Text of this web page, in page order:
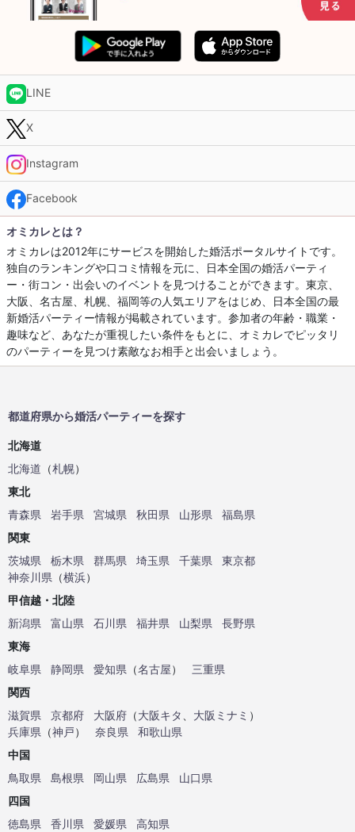
LINE
X
Instagram
Facebook
オミカレとは？
オミカレは2012年にサービスを開始した婚活ポータルサイトです。
独自のランキングや口コミ情報を元に、日本全国の婚活パーティ
ー・街コン・出会いのイベントを見つけることができます。東京、
大阪、名古屋、札幌、福岡等の人気エリアをはじめ、日本全国の最
新婚活パーティー情報が掲載されています。参加者の年齢・職業・
趣味など、あなたが重視したい条件をもとに、オミカレでピッタリ
のパーティーを見つけ素敵なお相手と出会いましょう。
都道府県から婚活パーティーを探す
北海道
北海道 （札幌）
東北
青森県
岩手県 宮城県 秋田県 山形県
福島県
関東
茨城県
栃木県 群馬県 埼玉県 千葉県
東京都
神奈川県 （横浜）
甲信越・北陸
新潟県
富山県 石川県 福井県 山梨県
長野県
東海
岐阜県
静岡県 愛知県 （名古屋）
三重県
関西
滋賀県
京都府 大阪府 （大阪キタ 大阪ミナミ ）
兵庫県 （神戸） 奈良県
和歌山県
中国
鳥取県
島根県 岡山県 広島県
山口県
四国
徳島県
香川県 愛媛県
高知県